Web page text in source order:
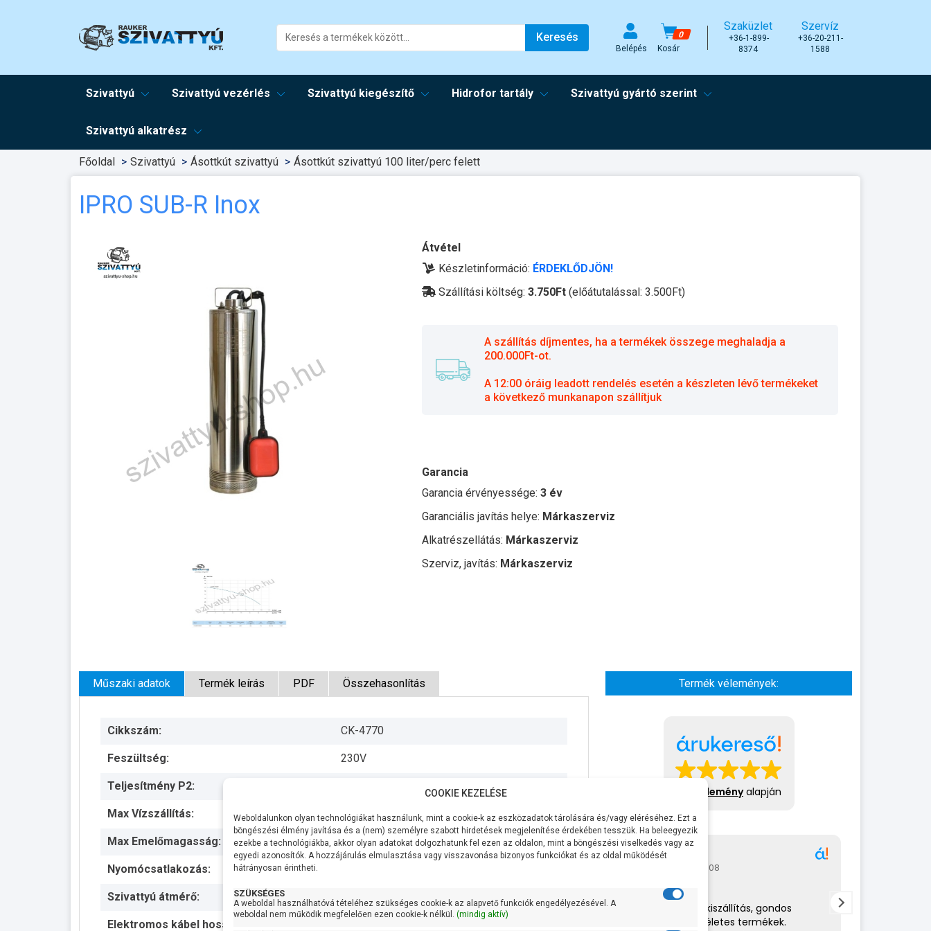
Keresés
Belépés
0
Kosár
Szaküzlet
+36-1-899-
8374
Szervíz
+36-20-211-
1588
Szivattyú Szivattyú vezérlés Szivattyú kiegészítő Hidrofor tartály Szivattyú gyártó szerint
Szivattyú alkatrész
Főoldal Szivattyú Ásottkút szivattyú Ásottkút szivattyú 100 liter/perc felett
IPRO SUB-R Inox
Átvétel
Készletinformáció: ÉRDEKLŐDJÖN!
Szállítási költség: 3.750Ft (előátutalással: 3.500Ft)
A szállítás díjmentes, ha a termékek összege meghaladja a
200.000Ft-ot.
A 12:00 óráig leadott rendelés esetén a készleten lévő termékeket
a következő munkanapon szállítjuk
Garancia
Garancia érvényessége: 3 év
Garanciális javítás helye: Márkaszerviz
Alkatrészellátás: Márkaszerviz
Szerviz, javítás: Márkaszerviz
Műszaki adatok Termék leírás PDF Összehasonlítás
Cikkszám: CK-4770
Feszültség: 230V
Teljesítmény P2:
Max Vízszállítás: 105 liter/perc
Max Emelőmagasság: 60 méter
Nyomócsatlakozás:
Szivattyú átmérő: 135 mm
Elektromos kábel hossza:
Termék vélemények:
413 véleményalapján
Gábor
2026-07-08
Rendkívül gyors kiszállítás, gondos
csomagolás,tökéletes termékek.
COOKIE KEZELÉSE
Weboldalunkon olyan technológiákat használunk, mint a cookie-k az eszközadatok tárolására és/vagy eléréséhez. Ezt a
böngészési élmény javítása és a (nem) személyre szabott hirdetések megjelenítése érdekében tesszük. Ha beleegyezik
ezekbe a technológiákba, akkor olyan adatokat dolgozhatunk fel ezen az oldalon, mint a böngészési viselkedés vagy az
egyedi azonosítók. A hozzájárulás elmulasztása vagy visszavonása bizonyos funkciókat és az oldal működését
hátrányosan érintheti.
SZÜKSÉGES
A weboldal használhatóvá tételéhez szükséges cookie-k az alapvető funkciók engedélyezésével. A
weboldal nem működik megfelelően ezen cookie-k nélkül. (mindig aktív)